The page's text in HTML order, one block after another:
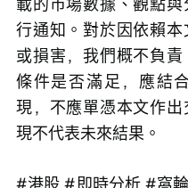
行通知。對於因依賴
或損害，我們概不負
條件是否滿足，應結
現，不應單憑本文作
現不代表未來結果。
#港股 #即時分析 #窩